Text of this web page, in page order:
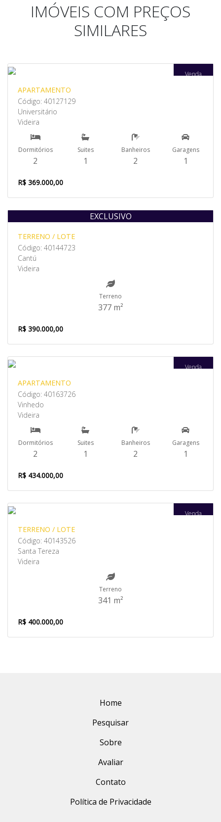
IMÓVEIS COM PREÇOS
SIMILARES
Venda
APARTAMENTO
Código: 40127129
Universitário
Videira
Dormitórios
2
Suites
1
Banheiros
2
Garagens
1
R$ 369.000,00
Venda
EXCLUSIVO
TERRENO / LOTE
Código: 40144723
Cantú
Videira
Terreno
377 m²
R$ 390.000,00
Venda
APARTAMENTO
Código: 40163726
Vinhedo
Videira
Dormitórios
2
Suites
1
Banheiros
2
Garagens
1
R$ 434.000,00
Venda
TERRENO / LOTE
Código: 40143526
Santa Tereza
Videira
Terreno
341 m²
R$ 400.000,00
Home
Pesquisar
Sobre
Avaliar
Contato
Política de Privacidade